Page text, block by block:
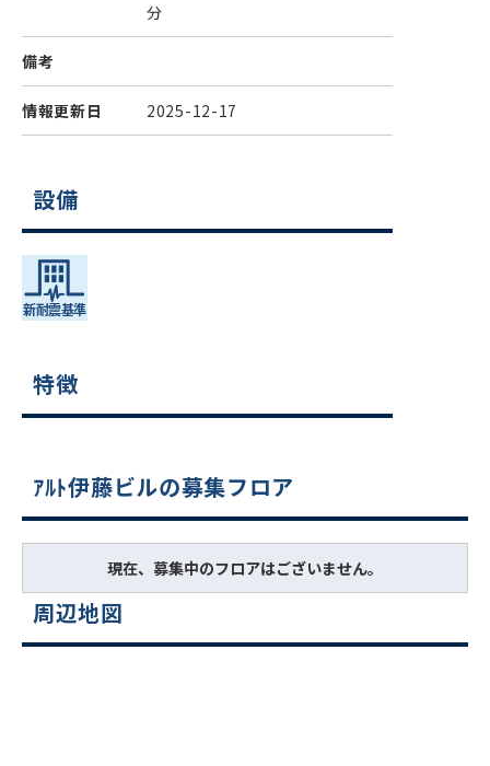
分
備考
情報更新日 2025-12-17
設備
特徴
ｱﾙﾄ伊藤ビルの募集フロア
現在、募集中のフロアはございません。
周辺地図